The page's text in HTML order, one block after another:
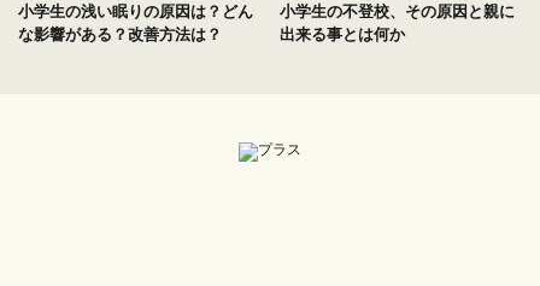
小学生の浅い眠りの原因は？どん
な影響がある？改善方法は？
小学生の不登校、その原因と親に
出来る事とは何か